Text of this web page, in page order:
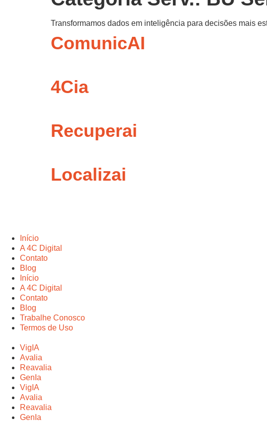
Transformamos dados em inteligência para decisões mais
ComunicAI
4Cia
Recuperai
Localizai
Início
A 4C Digital
Contato
Blog
Início
A 4C Digital
Contato
Blog
Trabalhe Conosco
Termos de Uso
VigIA
Avalia
Reavalia
GenIa
VigIA
Avalia
Reavalia
GenIa